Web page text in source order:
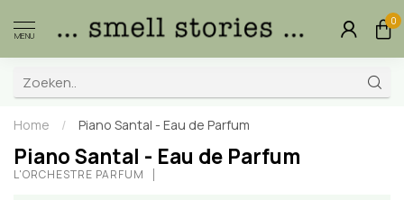
MENU
0
Home / Piano Santal - Eau de Parfum
Piano Santal - Eau de Parfum
L'ORCHESTRE PARFUM